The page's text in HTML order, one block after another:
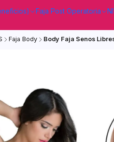
Faja Post Operatoria
Faja Body Body Faja Senos